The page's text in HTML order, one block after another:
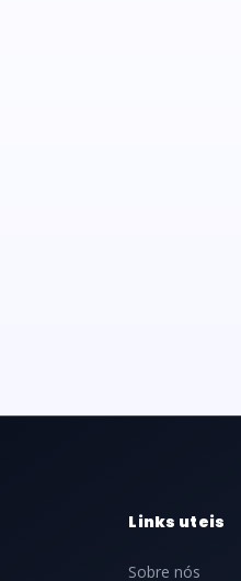
Links uteis
Sobre nós